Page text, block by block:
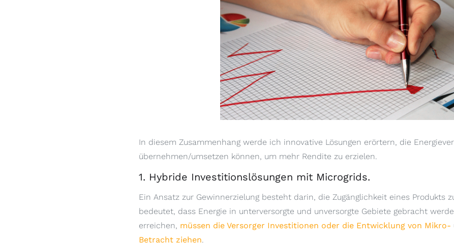
In diesem Zusammenhang werde ich innovative Lösungen erörtern, die
übernehmen/umsetzen können, um mehr Rendite zu erzielen.
1. Hybride Investitionslösungen mit Microgrids.
Ein Ansatz zur Gewinnerzielung besteht darin, die Zugänglichkeit eines Produkts
bedeutet, dass Energie in unterversorgte und unversorgte Gebiete gebracht
erreichen, müssen die Versorger Investitionen oder die Entwicklung von Mikro-
Betracht ziehen.